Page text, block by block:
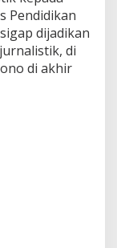
Pendidikan
dijadikan
di
di akhir